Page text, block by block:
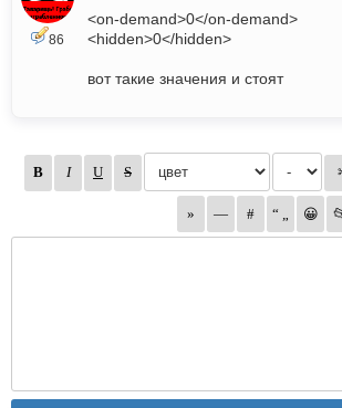
86
<on-demand>0</on-demand>
<hidden>0</hidden>
вот такие значения и стоят